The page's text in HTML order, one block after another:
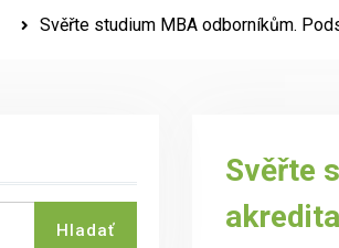
Svěřte studium MBA odborníkům.
Svěřte
Hladať